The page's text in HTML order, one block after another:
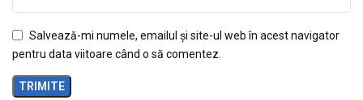
Salvează-mi numele, emailul și site-ul web în acest navigator
pentru data viitoare când o să comentez.